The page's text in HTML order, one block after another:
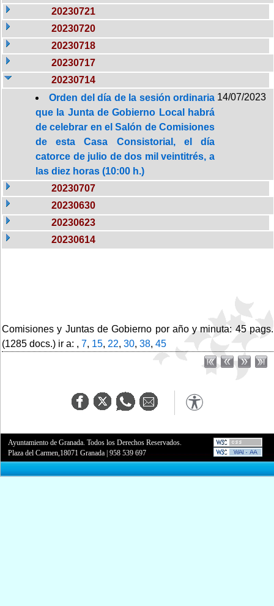
20230721
20230720
20230718
20230717
20230714
Orden del día de la sesión ordinaria
que la Junta de Gobierno Local habrá
de celebrar en el Salón de Comisiones
de esta Casa Consistorial, el día
catorce de julio de dos mil veintitrés, a
las diez horas (10:00 h.)
14/07/2023
20230707
20230630
20230623
20230614
Comisiones y Juntas de Gobierno por año y minuta: 45 pags.
(1285 docs.) ir a: , 7, 15, 22, 30, 38, 45
Ayuntamiento de Granada. Todos los Derechos Reservados.
Plaza del Carmen,18071 Granada |958 539 697